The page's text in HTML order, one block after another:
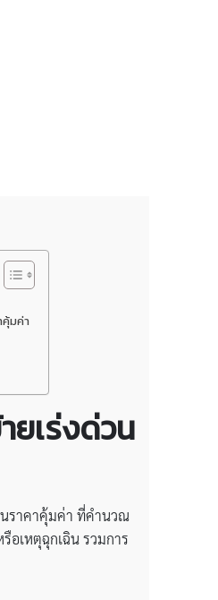
คุ้มค่า
ยเร่งด่วน
นราคาคุ้มค่า ที่คำนวณ
อเหตุฉุกเฉิน รวมการ